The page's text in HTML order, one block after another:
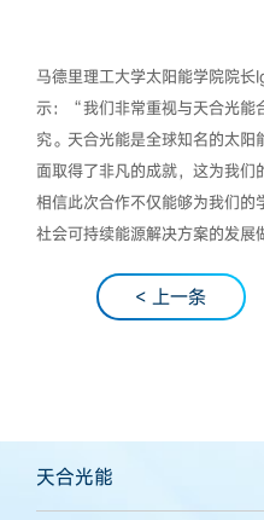
马德里理工大学太阳能学院院
示：“我们非常重视与天合光能
究。天合光能是全球知名的太
面取得了非凡的成就，这为我
相信此次合作不仅能够为我们的
社会可持续能源解决方案的发展
< 上一条
天合光能